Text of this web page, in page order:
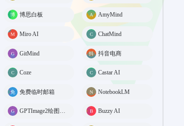
博思白板 AmyMind
Miro AI ChatMind
GitMind 抖音电商
Coze Castar AI
免费临时邮箱 NotebookLM
GPTImage2绘图工具 Buzzy AI